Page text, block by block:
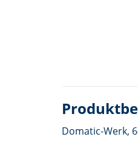
Domatic-Werk,